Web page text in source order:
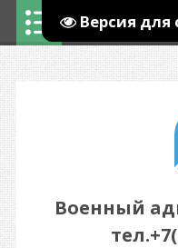
Версия
Военный